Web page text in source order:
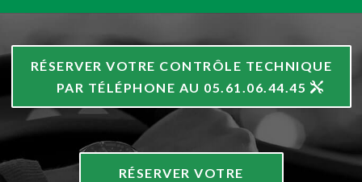
RÉSERVER VOTRE CONTRÔLE TECHNIQUE
PAR TÉLÉPHONE AU 05.61.06.44.45
RÉSERVER VOTRE